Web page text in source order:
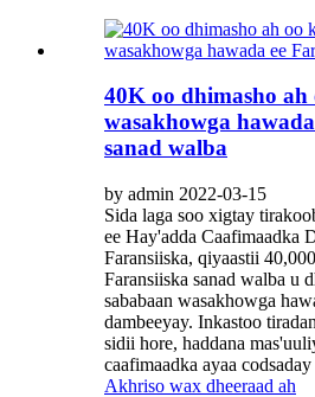
40K oo dhimasho
wasakhowga
sanad walba
by admin 2022-03-15
Sida laga soo xigtay
ee Hay'adda Caafimaadka
Faransiiska, qiyaastii
Faransiiska sanad walba u
sababaan wasakhowga
dambeeyay. Inkastoo
sidii hore, haddana
caafimaadka ayaa
Akhriso wax dheeraad ah